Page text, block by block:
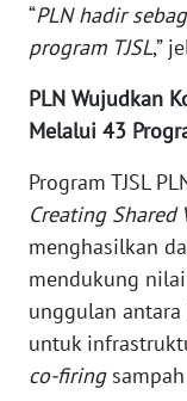
“PLN hadir
program TJSL,”
PLN Wujudkan
Melalui 43
Program TJSL
Creating Shared
menghasilkan
mendukung
unggulan
untuk
co-firing
WN
SUMBAR
WN
SUMSEL
WN
BENGKULU
WN
LAMPUNG
WN
JATENG